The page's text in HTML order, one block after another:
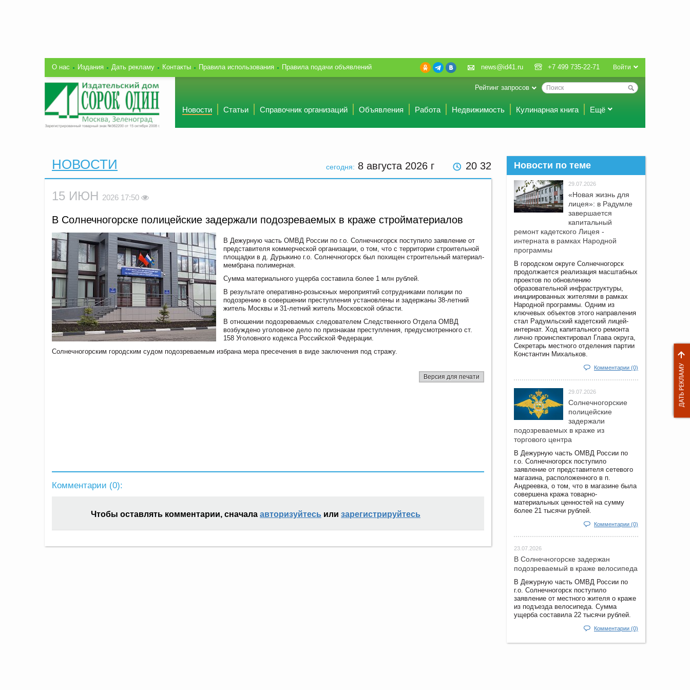
О нас Издания Дать рекламу Контакты Правила использования Правила подачи объявлений Войти
news@id41.ru +7 499 735-22-71
Рейтинг запросов
Новости Статьи Справочник организаций Объявления Работа Недвижимость Кулинарная книга Ещё
сегодня: 8 августа 2026 г 20 32
НОВОСТИ
15 ИЮН 2026 17:50
В Солнечногорске полицейские задержали подозреваемых в краже стройматериалов
В Дежурную часть ОМВД России по г.о. Солнечногорск поступило заявление от
представителя коммерческой организации, о том, что с территории строительной
площадки в д. Дурыкино г.о. Солнечногорск был похищен строительный материал-
мембрана полимерная.
Сумма материального ущерба составила более 1 млн рублей.
В результате оперативно-розыскных мероприятий сотрудниками полиции по
подозрению в совершении преступления установлены и задержаны 38-летний
житель Москвы и 31-летний житель Московской области.
В отношении подозреваемых следователем Следственного Отдела ОМВД
возбуждено уголовное дело по признакам преступления, предусмотренного ст.
158 Уголовного кодекса Российской Федерации.
Солнечногорским городским судом подозреваемым избрана мера пресечения в виде заключения под стражу.
Версия для печати
Комментарии (0):
Чтобы оставлять комментарии, сначала авторизуйтесь или зарегистрируйтесь
Новости по теме
29.07.2026
«Новая жизнь для
лицея»: в Радумле
завершается
капитальный
ремонт кадетского Лицея -
интерната в рамках Народной
программы
В городском округе Солнечногорск
продолжается реализация масштабных
проектов по обновлению
образовательной инфраструктуры,
инициированных жителями в рамках
Народной программы. Одним из
ключевых объектов этого направления
стал Радумльский кадетский лицей-
интернат. Ход капитального ремонта
лично проинспектировал Глава округа,
Секретарь местного отделения партии
Константин Михальков.
Комментарии (0)
29.07.2026
Солнечногорские
полицейские
задержали
подозреваемых в краже из
торгового центра
В Дежурную часть ОМВД России по
г.о. Солнечногорск поступило
заявление от представителя сетевого
магазина, расположенного в п.
Андреевка, о том, что в магазине была
совершена кража товарно-
материальных ценностей на сумму
более 21 тысячи рублей.
Комментарии (0)
23.07.2026
В Солнечногорске задержан
подозреваемый в краже велосипеда
В Дежурную часть ОМВД России по
г.о. Солнечногорск поступило
заявление от местного жителя о краже
из подъезда велосипеда. Сумма
ущерба составила 22 тысячи рублей.
Комментарии (0)